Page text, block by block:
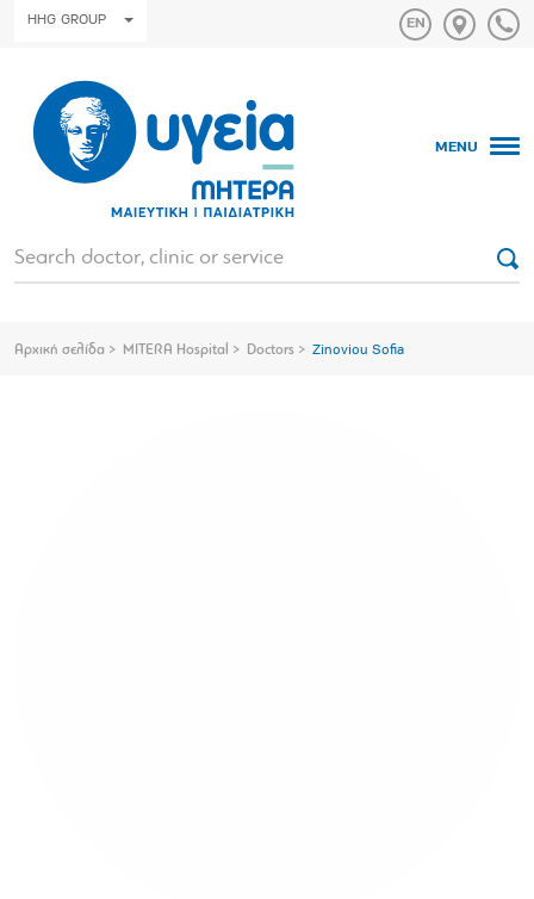
HHG GROUP
MENU
Αρχική σελίδα MITERA Hospital Doctors Zinoviou Sofia